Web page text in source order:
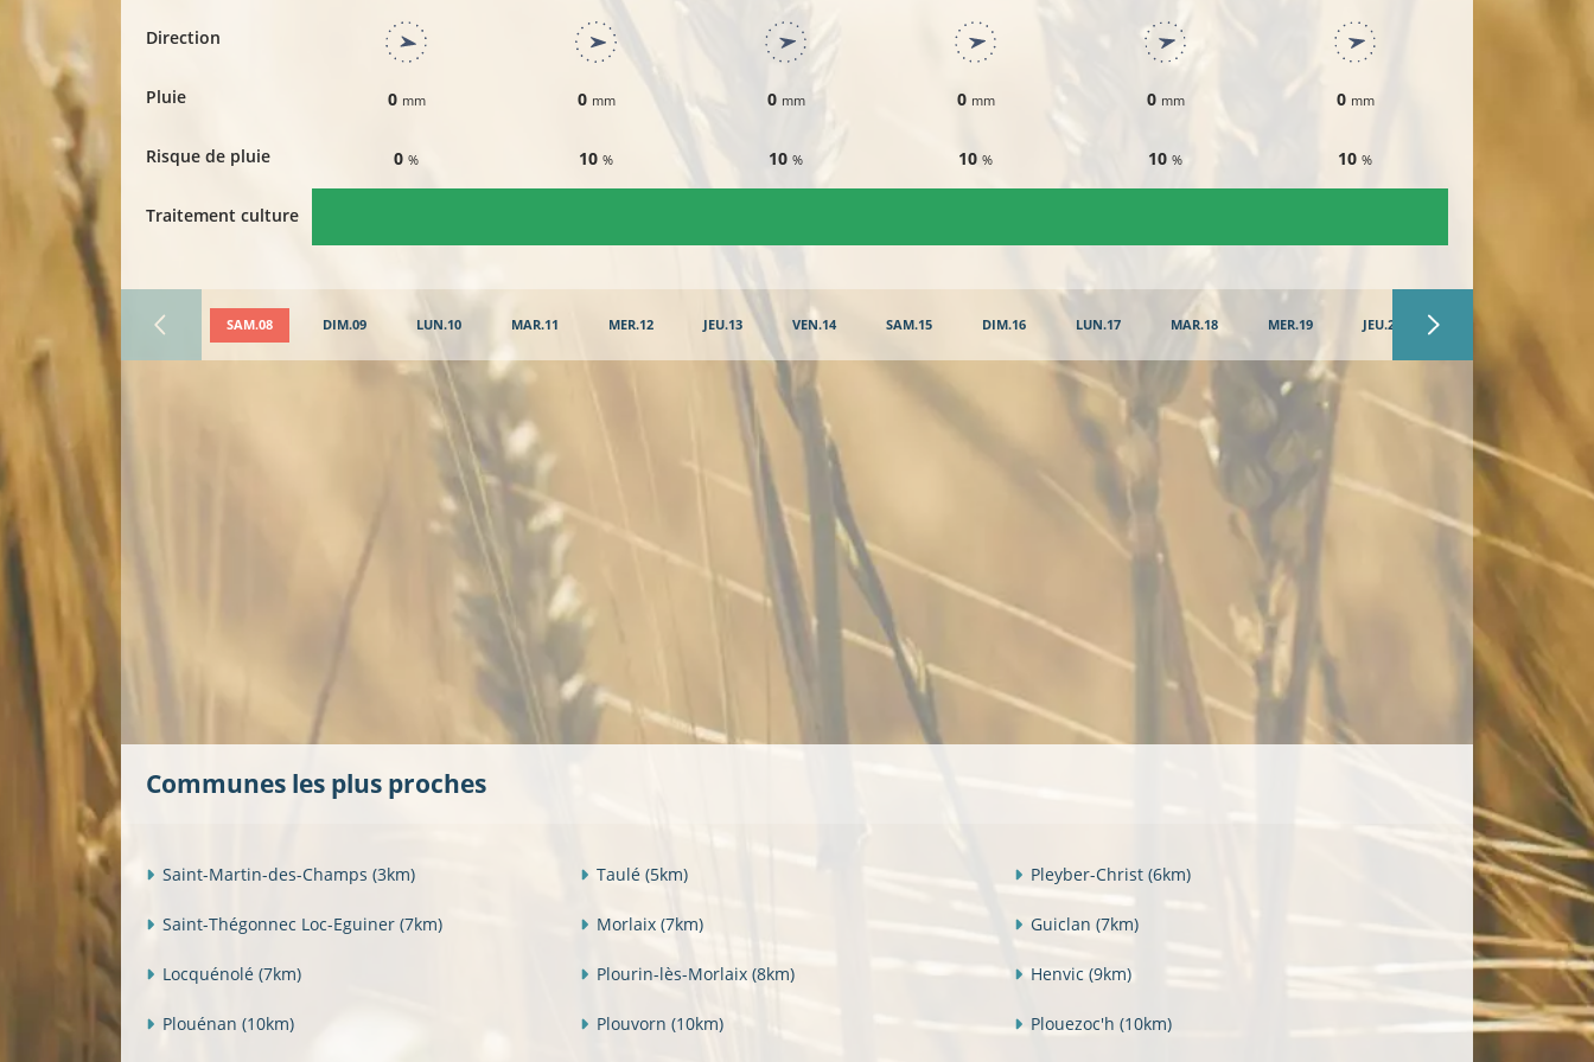
Direction
Pluie
Risque de pluie
Traitement culture
0 mm
0%
0 mm
10%
0 mm
10%
0 mm
10%
0 mm
10%
0 mm
10%
SAM.08 DIM.09 LUN.10 MAR.11 MER.12 JEU.13 VEN.14 SAM.15 DIM.16 LUN.17 MAR.18 MER.19 JEU.20
Communes les plus proches
Saint-Martin-des-Champs (3km) Taulé (5km) Pleyber-Christ (6km)
Saint-Thégonnec Loc-Eguiner (7km) Morlaix (7km) Guiclan (7km)
Locquénolé (7km) Plourin-lès-Morlaix (8km) Henvic (9km)
Plouénan (10km) Plouvorn (10km) Plouezoc'h (10km)